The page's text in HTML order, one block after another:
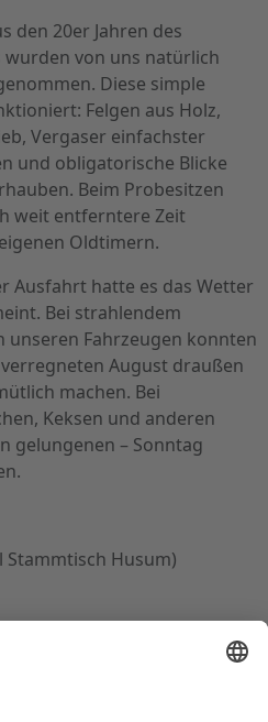
den 20er Jahren des
von uns natürlich
Diese simple
Felgen aus Holz,
Vergaser einfachster
und obligatorische Blicke
Beim Probesitzen
weit entferntere Zeit
Oldtimern.
Ausfahrt hatte es das Wetter
Bei strahlendem
unseren Fahrzeugen konnten
August draußen
machen. Bei
Keksen und anderen
gelungenen – Sonntag
Stammtisch Husum)